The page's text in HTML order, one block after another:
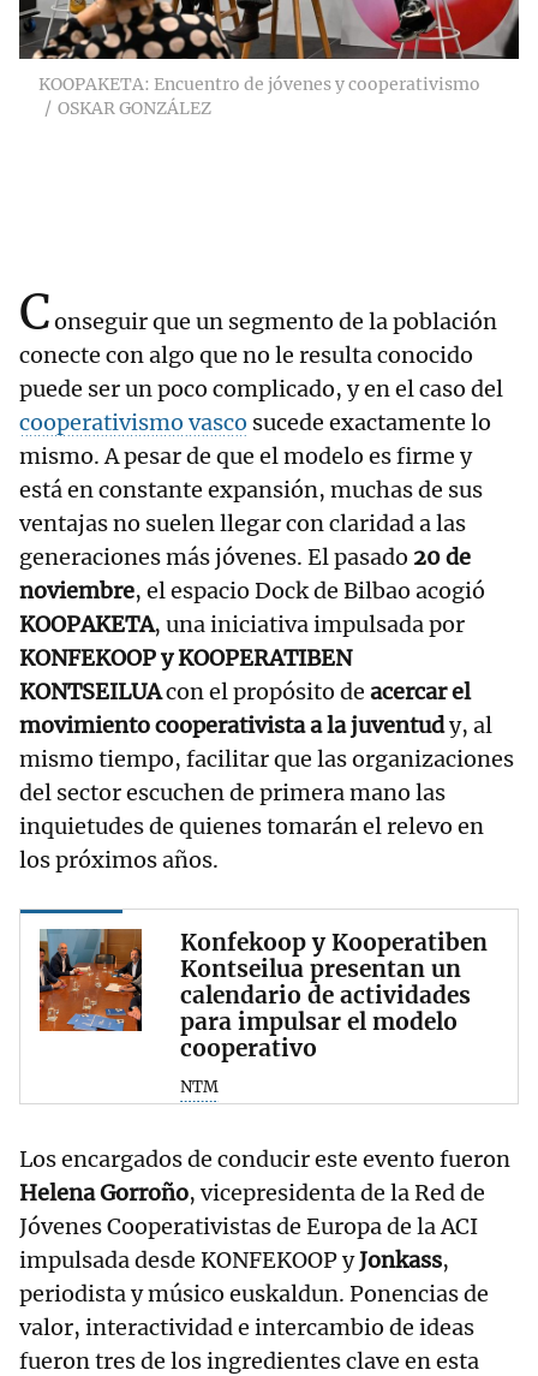
KOOPAKETA: Encuentro de jóvenes y cooperativismo
OSKAR GONZÁLEZ
Conseguir que un segmento de la población
conecte con algo que no le resulta conocido
puede ser un poco complicado, y en el caso del
cooperativismo vasco sucede exactamente lo
mismo. A pesar de que el modelo es firme y
está en constante expansión, muchas de sus
ventajas no suelen llegar con claridad a las
generaciones más jóvenes. El pasado 20 de
noviembre, el espacio Dock de Bilbao acogió
KOOPAKETA, una iniciativa impulsada por
KONFEKOOP y KOOPERATIBEN
KONTSEILUAcon el propósito de acercar el
movimiento cooperativista a la juventudy, al
mismo tiempo, facilitar que las organizaciones
del sector escuchen de primera mano las
inquietudes de quienes tomarán el relevo en
los próximos años.
Konfekoop y Kooperatiben
Kontseilua presentan un
calendario de actividades
para impulsar el modelo
cooperativo
NTM
Los encargados de conducir este evento fueron
Helena Gorroño, vicepresidenta de la Red de
Jóvenes Cooperativistas de Europa de la ACI
impulsada desde KONFEKOOP yJonkass,
periodista y músico euskaldun. Ponencias de
valor, interactividad e intercambio de ideas
fueron tres de los ingredientes clave en esta